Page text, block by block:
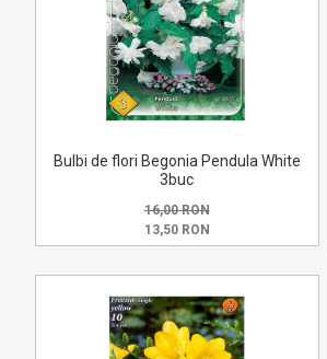
Bulbi de flori Begonia Pendula White
3buc
16,00 RON
13,50 RON